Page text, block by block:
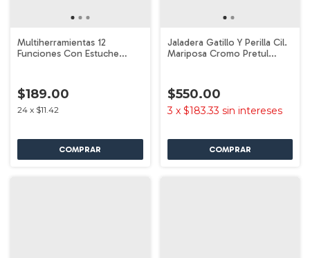
Multiherramientas 12
Funciones Con Estuche
$189.00
24 x $11.42
Jaladera Gatillo Y Perilla Cil.
Mariposa Cromo Pretul
$550.00
3 x $183.33 sin intereses